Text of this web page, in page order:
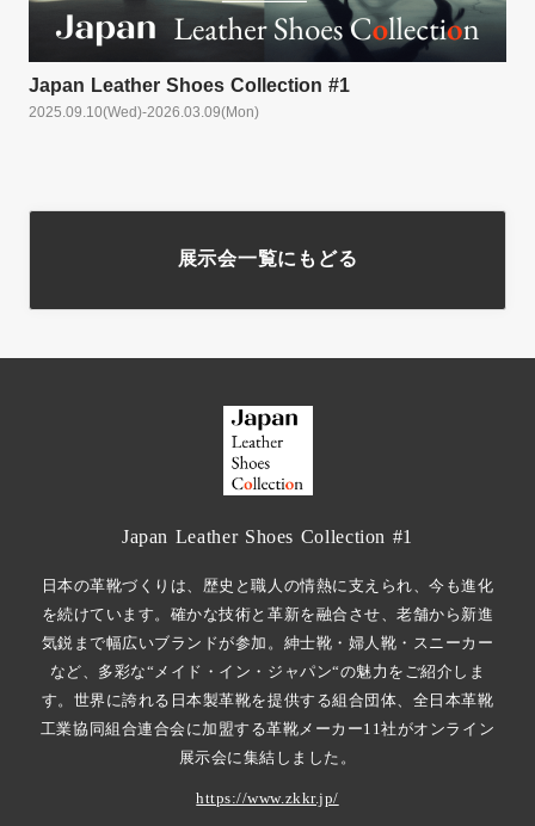
Japan Leather Shoes Collection #1
2025.09.10(Wed)-2026.03.09(Mon)
展示会一覧にもどる
Japan Leather Shoes Collection #1
日本の革靴づくりは、歴史と職人の情熱に支えられ、今も進化
を続けています。確かな技術と革新を融合させ、老舗から新進
気鋭まで幅広いブランドが参加。紳士靴・婦人靴・スニーカー
など、多彩な“メイド・イン・ジャパン“の魅力をご紹介しま
す。世界に誇れる日本製革靴を提供する組合団体、全日本革靴
工業協同組合連合会に加盟する革靴メーカー11社がオンライン
展示会に集結しました。
https://www.zkkr.jp/